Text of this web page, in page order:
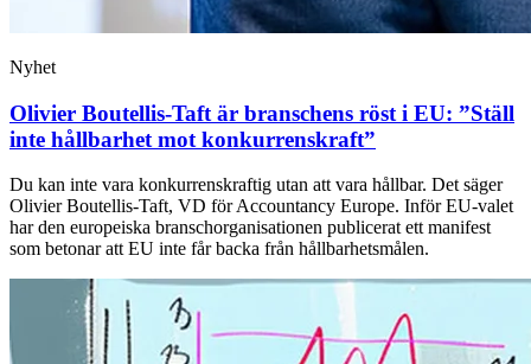
Nyhet
Olivier Boutellis-Taft är branschens röst i EU: ”Ställ
inte hållbarhet mot konkurrenskraft”
Du kan inte vara konkurrenskraftig utan att vara hållbar. Det säger
Olivier Boutellis-Taft, VD för Accountancy Europe. Inför EU-valet
har den europeiska branschorganisationen publicerat ett manifest
som betonar att EU inte får backa från hållbarhetsmålen.